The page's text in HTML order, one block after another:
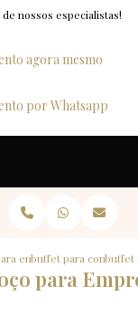
nossos especialistas!
agora mesmo
por Whatsapp
empresas
buffet para buffet
para